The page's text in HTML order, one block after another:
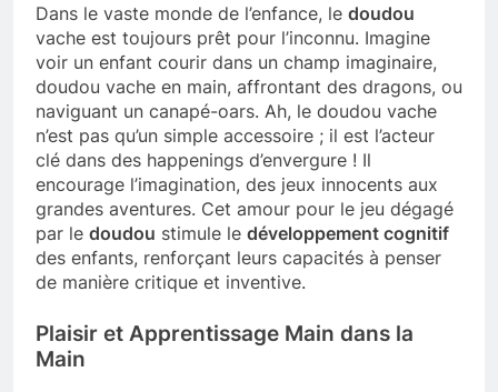
Dans le vaste monde de l’enfance, le doudou
vache est toujours prêt pour l’inconnu. Imagine
voir un enfant courir dans un champ imaginaire,
doudou vache en main, affrontant des dragons, ou
naviguant un canapé-oars. Ah, le doudou vache
n’est pas qu’un simple accessoire ; il est l’acteur
clé dans des happenings d’envergure ! Il
encourage l’imagination, des jeux innocents aux
grandes aventures. Cet amour pour le jeu dégagé
par le doudou stimule le développement cognitif
des enfants, renforçant leurs capacités à penser
de manière critique et inventive.
Plaisir et Apprentissage Main dans la
Main